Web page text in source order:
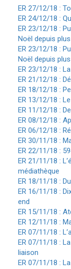
ER 27/12/18 :
ER 24/12/18 :
ER 23/12/18 :
Noël depuis
ER 23/12/18 :
Noël depuis
ER 23/12/18 :
ER 21/12/18 :
ER 18/12/18 :
ER 13/12/18 :
ER 11/12/18 :
ER 08/12/18 :
ER 06/12/18 :
ER 30/11/18 :
ER 22/11/18 :
ER 21/11/18 :
médiathèque
ER 18/11/18 :
ER 16/11/18 :
end
ER 15/11/18 :
ER 12/11/18 :
ER 07/11/18 :
ER 07/11/18 :
liaison
ER 07/11/18 :